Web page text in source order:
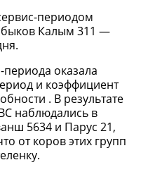
периодом
быков Калым 311 —
оказала
и коэффициент
. В результате
наблюдались в
5634 и Парус 21,
от коров этих групп